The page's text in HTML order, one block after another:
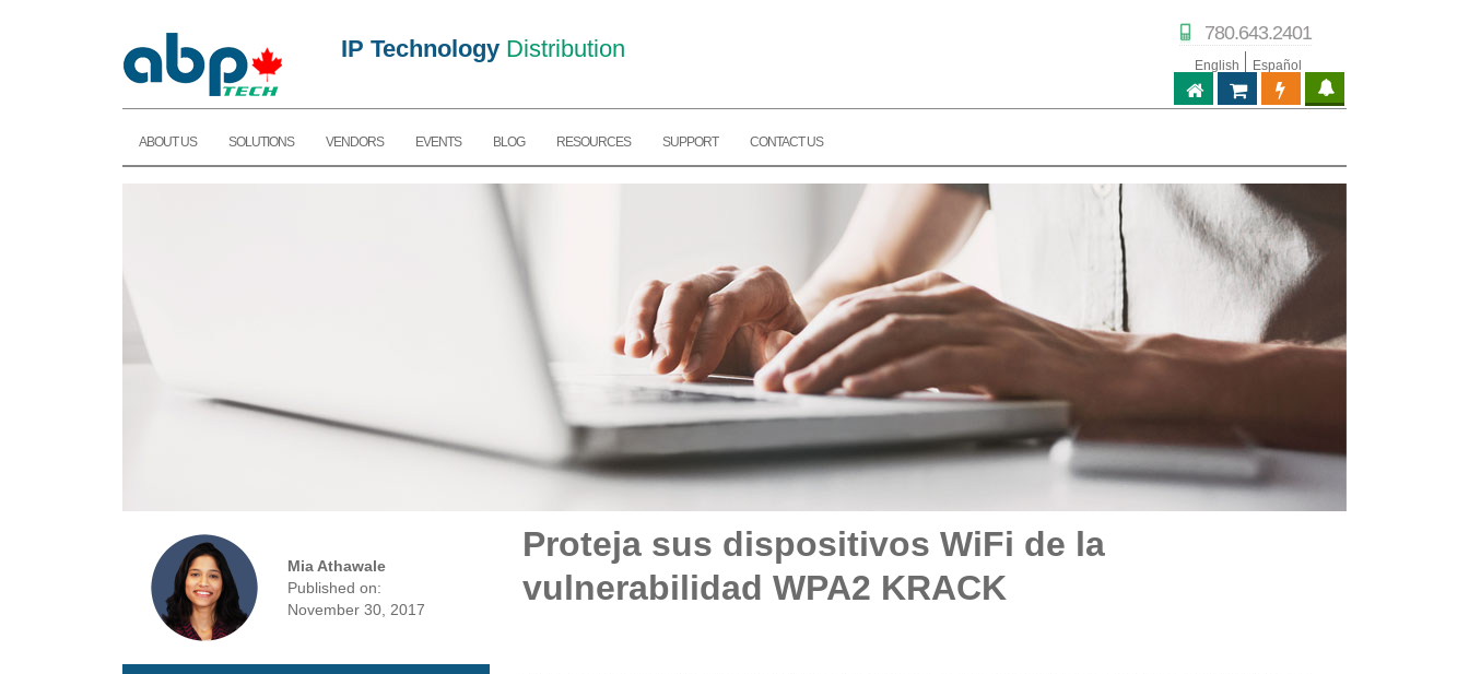
IP Technology Distribution
780.643.2401
English Español
PARTNER PORTAL
PARTNER STORE
ABPTECH.COM
ABOUT US SOLUTIONS VENDORS EVENTS BLOG RESOURCES SUPPORT CONTACT US
Proteja sus dispositivos WiFi de la
vulnerabilidad WPA2 KRACK
Mia Athawale
Published on:
November 30, 2017